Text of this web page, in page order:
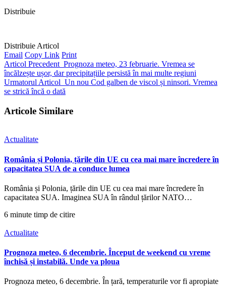
Distribuie
Distribuie Articol
Email Copy Link Print
Articol Precedent Prognoza meteo, 23 februarie. Vremea se
încălzește ușor, dar precipitațiile persistă în mai multe regiuni
Urmatorul Articol Un nou Cod galben de viscol și ninsori. Vremea
se strică încă o dată
Articole Similare
Actualitate
România și Polonia, țările din UE cu cea mai mare încredere în
capacitatea SUA de a conduce lumea
România și Polonia, țările din UE cu cea mai mare încredere în
capacitatea SUA. Imaginea SUA în rândul țărilor NATO…
6 minute timp de citire
Actualitate
Prognoza meteo, 6 decembrie. Început de weekend cu vreme
închisă și instabilă. Unde va ploua
Prognoza meteo, 6 decembrie. În țară, temperaturile vor fi apropiate